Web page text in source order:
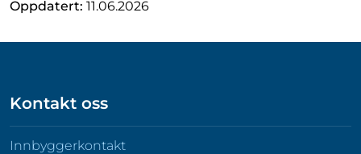
Oppdatert: 11.06.2026
Kontakt oss
Innbyggerkontakt